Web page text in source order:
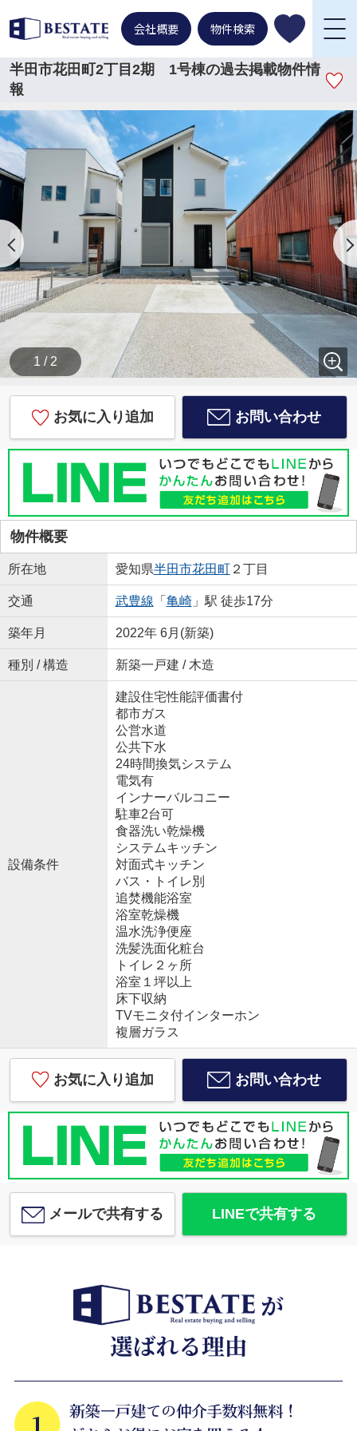
会社概要 物件検索
半田市花田町2丁目2期 1号棟の過去掲載物件情
報
1 / 2
お気に入り追加 お問い合わせ
物件概要
所在地 愛知県半田市花田町２丁目
交通 武豊線 「 亀崎」駅 徒歩17分
築年月 2022年 6月(新築)
種別 / 構造 新築一戸建 / 木造
設備条件
建設住宅性能評価書付
都市ガス
公営水道
公共下水
24時間換気システム
電気有
インナーバルコニー
駐車2台可
食器洗い乾燥機
システムキッチン
対面式キッチン
バス・トイレ別
追焚機能浴室
浴室乾燥機
温水洗浄便座
洗髪洗面化粧台
トイレ２ヶ所
浴室１坪以上
床下収納
TVモニタ付インターホン
複層ガラス
お気に入り追加 お問い合わせ
メールで共有する LINEで共有する